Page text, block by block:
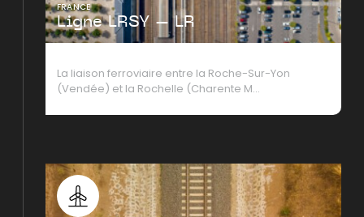
FRANCE
Ligne LRSY – LR
La liaison ferroviaire entre la Roche-Sur-Yon
(Vendée) et la Rochelle (Charente M…